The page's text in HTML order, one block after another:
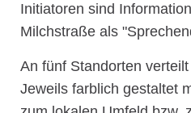
Initiatoren sind
Milchstraße als
An fünf Standorten
Jeweils farblich gestaltet